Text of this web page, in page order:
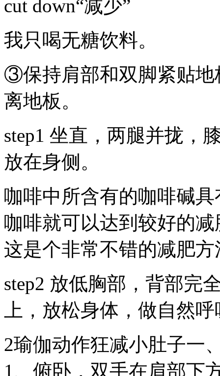
cut down“减少”
我只喝无糖饮料。
③保持肩部和双脚紧贴地
离地板。
step1 坐直，两腿并拢，
放在身侧。
咖啡中所含有的咖啡碱
咖啡就可以达到较好的
这是个非常不错的减肥方
step2 放低胸部，背部完
上，放松身体，做自然
2瑜伽动作狂减小肚子一
1、俯卧，双手在肩部下